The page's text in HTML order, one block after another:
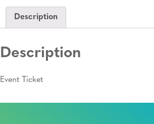
Description
Description
Event Ticket